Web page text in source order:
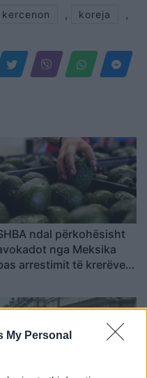
My Personal
kercenon , koreja ,
ndal përkohësisht
nga Meksika
arrestimit të krerëve